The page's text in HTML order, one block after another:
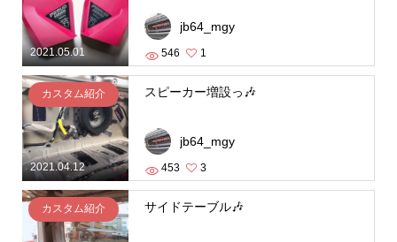
2021.05.01
jb64_mgy
546 1
2021.04.12
カスタム紹介 スピーカー増設っ🎶
jb64_mgy
453 3
カスタム紹介 サイドテーブル🎶